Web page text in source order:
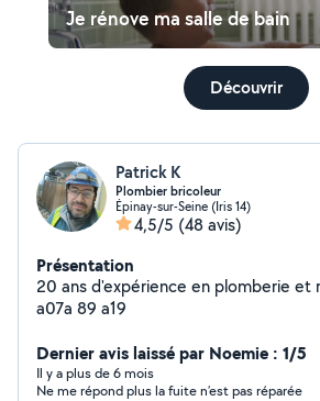
Je rénove ma salle de bain
Découvrir
Patrick K
Plombier bricoleur
Épinay-sur-Seine (Iris 14)
4,5/5 (48 avis)
Présentation
20 ans d'expérience en plomberie et
a07a 89 a19
Dernier avis laissé par Noemie : 1/5
Il y a plus de 6 mois
Ne me répond plus la fuite n’est pas réparée